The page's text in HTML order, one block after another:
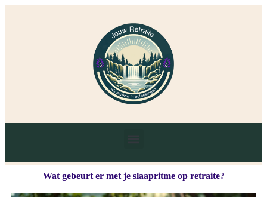
Wat gebeurt er met je slaapritme op retraite?